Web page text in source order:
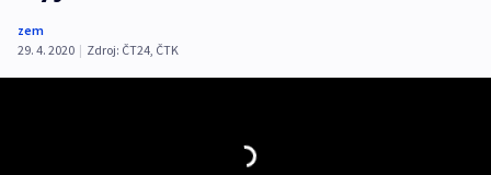
zem
29. 4. 2020 | Zdroj: ČT24, ČTK